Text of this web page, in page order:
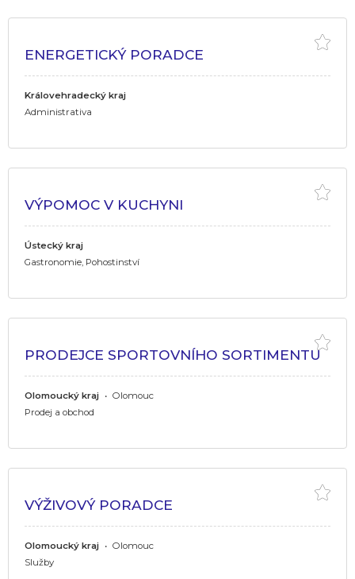
ENERGETICKÝ PORADCE
Královehradecký kraj
Administrativa
VÝPOMOC V KUCHYNI
Ústecký kraj
Gastronomie, Pohostinství
PRODEJCE SPORTOVNÍHO SORTIMENTU
Olomoucký kraj • Olomouc
Prodej a obchod
VÝŽIVOVÝ PORADCE
Olomoucký kraj • Olomouc
Služby